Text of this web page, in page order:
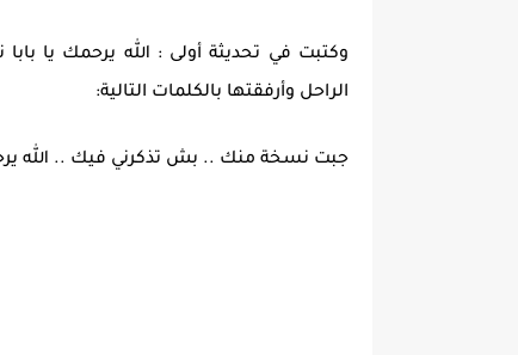
وكتبت في تحديثة أولى : الله يرحمك يا
الراحل وأرفقتها بالكلمات التالية:
جبت نسخة منك .. بش تذكرني فيك .. الله